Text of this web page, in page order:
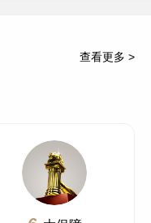
查看更多 >